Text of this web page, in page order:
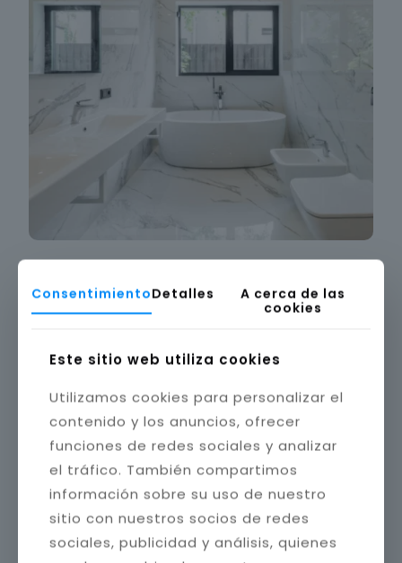
ConsentimientoDetalles
A cerca de las
cookies
Este sitio web utiliza cookies
Utilizamos cookies para personalizar el
contenido y los anuncios, ofrecer
funciones de redes sociales y analizar
el tráfico. También compartimos
información sobre su uso de nuestro
sitio con nuestros socios de redes
sociales, publicidad y análisis, quienes